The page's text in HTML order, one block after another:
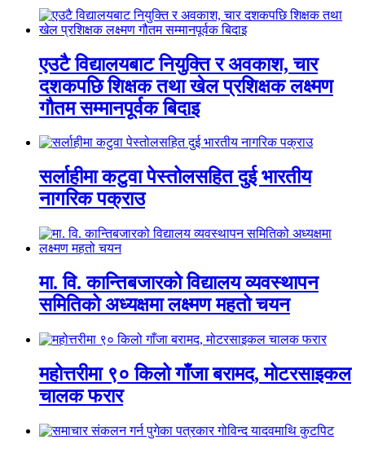
एउटै विद्यालयबाट नियुक्ति र अवकाश, चार
दशकपछि शिक्षक तथा खेल प्रशिक्षक लक्ष्मण
गौतम सम्मानपूर्वक बिदाइ
सर्लाहीमा कटुवा पेस्तोलसहित दुई भारतीय
नागरिक पक्राउ
मा. वि. कान्तिबजारको विद्यालय व्यवस्थापन
समितिको अध्यक्षमा लक्ष्मण महतो चयन
महोत्तरीमा ९० किलो गाँजा बरामद, मोटरसाइकल
चालक फरार